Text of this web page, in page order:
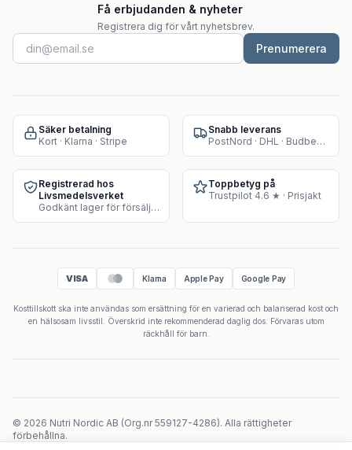
Få erbjudanden & nyheter
Registrera dig för vårt nyhetsbrev.
Prenumerera
Säker betalning
Kort · Klarna · Stripe
Snabb leverans
PostNord · DHL · Budbee · Instabox
Registrerad hos
Livsmedelsverket
Godkänt lager för försäljning av kosttillskott
Toppbetyg på
Trustpilot 4.6 ★ · Prisjakt
VISA Klarna Apple Pay Google Pay
Kosttillskott ska inte användas som ersättning för en varierad och balanserad kost och
en hälsosam livsstil. Överskrid inte rekommenderad daglig dos. Förvaras utom
räckhåll för barn.
© 2026 Nutri Nordic AB (Org.nr 559127-4286). Alla rättigheter
förbehållna.